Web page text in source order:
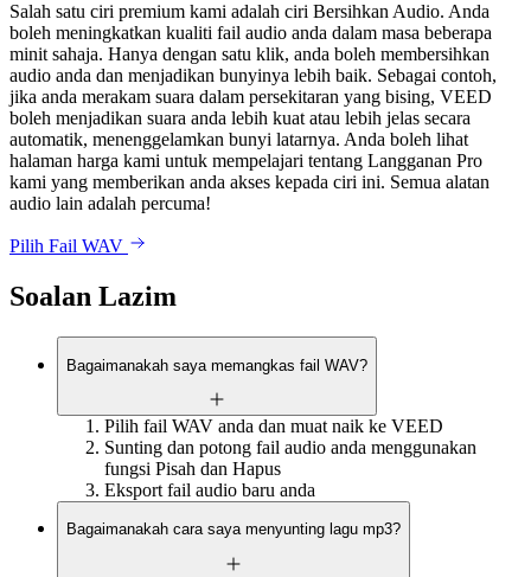
Salah satu ciri premium kami adalah ciri Bersihkan Audio. Anda
boleh meningkatkan kualiti fail audio anda dalam masa beberapa
minit sahaja. Hanya dengan satu klik, anda boleh membersihkan
audio anda dan menjadikan bunyinya lebih baik. Sebagai contoh,
jika anda merakam suara dalam persekitaran yang bising, VEED
boleh menjadikan suara anda lebih kuat atau lebih jelas secara
automatik, menenggelamkan bunyi latarnya. Anda boleh lihat
halaman harga kami untuk mempelajari tentang Langganan Pro
kami yang memberikan anda akses kepada ciri ini. Semua alatan
audio lain adalah percuma!
Pilih Fail WAV
Soalan Lazim
Bagaimanakah saya memangkas fail WAV?
Pilih fail WAV anda dan muat naik ke VEED
Sunting dan potong fail audio anda menggunakan
fungsi Pisah dan Hapus
Eksport fail audio baru anda
Bagaimanakah cara saya menyunting lagu mp3?